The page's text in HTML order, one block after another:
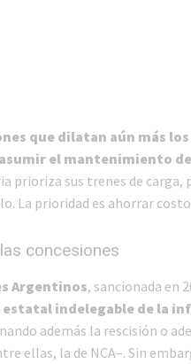
que dilatan aún más
asumir el mantenimiento
prioriza sus trenes de
La prioridad es ahorrar
concesiones
Argentinos, sancionada en
indelegable de la
además la rescisión o
ellas, la de NCA–. Sin